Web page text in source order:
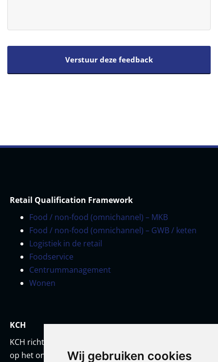
Wij gebruiken cookies
Retail Qualification Framework
Food / non-food (omnichannel) – MKB
Food / non-food (omnichannel) – GWB / keten
Logistiek in de retail
Foodservice
Centrummanagement
Wonen
KCH
KCH richt zich met een team van onderwijskundigen
op het ontwikkelen van prestatiestandaarden en